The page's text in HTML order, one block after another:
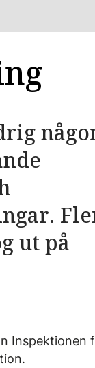
ut på
Inspek­tionen